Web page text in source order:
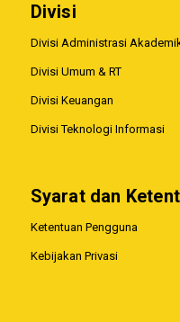
Divisi
Divisi Administrasi
Divisi Umum & RT
Divisi Keuangan
Divisi Teknologi Informasi
Syarat dan
Ketentuan Pengguna
Kebijakan Privasi